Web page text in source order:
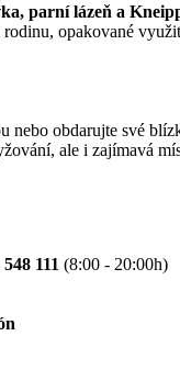
parní lázeň a
opakované
nebo obdarujte své
ale i zajímavá
111 (8:00 - 20:00h)